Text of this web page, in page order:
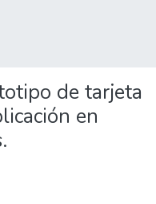
de tarjeta
en